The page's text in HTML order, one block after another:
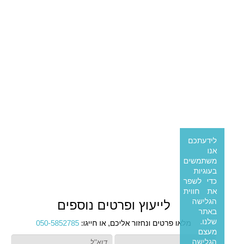
לייעוץ ופרטים נוספים
מלאו פרטים ונחזור אליכם, או חייגו: 050-5852785
לידעתכם
אנו
משתמשים
בעוגיות
כדי לשפר
את חווית
הגלישה
באתר
שלנו.
מעצם
הגלישה